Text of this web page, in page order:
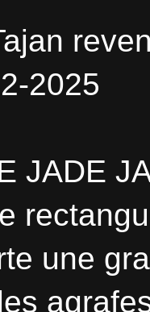
2025
JADE
une